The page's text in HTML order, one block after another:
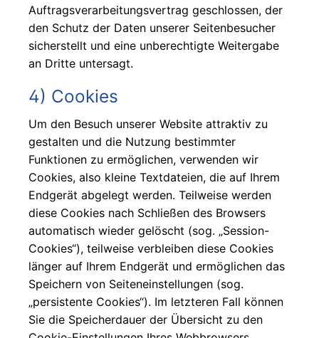
Auftragsverarbeitungsvertrag geschlossen, der
den Schutz der Daten unserer Seitenbesucher
sicherstellt und eine unberechtigte Weitergabe
an Dritte untersagt.
4) Cookies
Um den Besuch unserer Website attraktiv zu
gestalten und die Nutzung bestimmter
Funktionen zu ermöglichen, verwenden wir
Cookies, also kleine Textdateien, die auf Ihrem
Endgerät abgelegt werden. Teilweise werden
diese Cookies nach Schließen des Browsers
automatisch wieder gelöscht (sog. „Session-
Cookies“), teilweise verbleiben diese Cookies
länger auf Ihrem Endgerät und ermöglichen das
Speichern von Seiteneinstellungen (sog.
„persistente Cookies“). Im letzteren Fall können
Sie die Speicherdauer der Übersicht zu den